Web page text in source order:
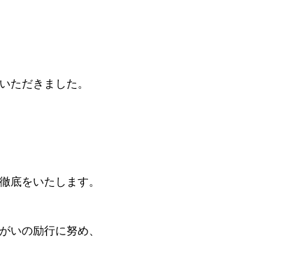
ただきました。
底をいたします。
いの励行に努め、